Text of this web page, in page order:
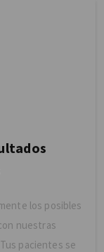
los posibles
nuestras
pacientes se